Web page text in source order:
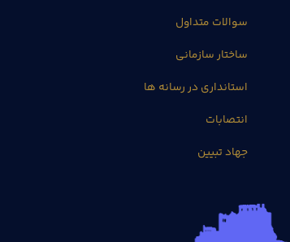
سوالات متداول
ساختار سازمانی
استانداری در رسانه ها
انتصابات
جهاد تبیین